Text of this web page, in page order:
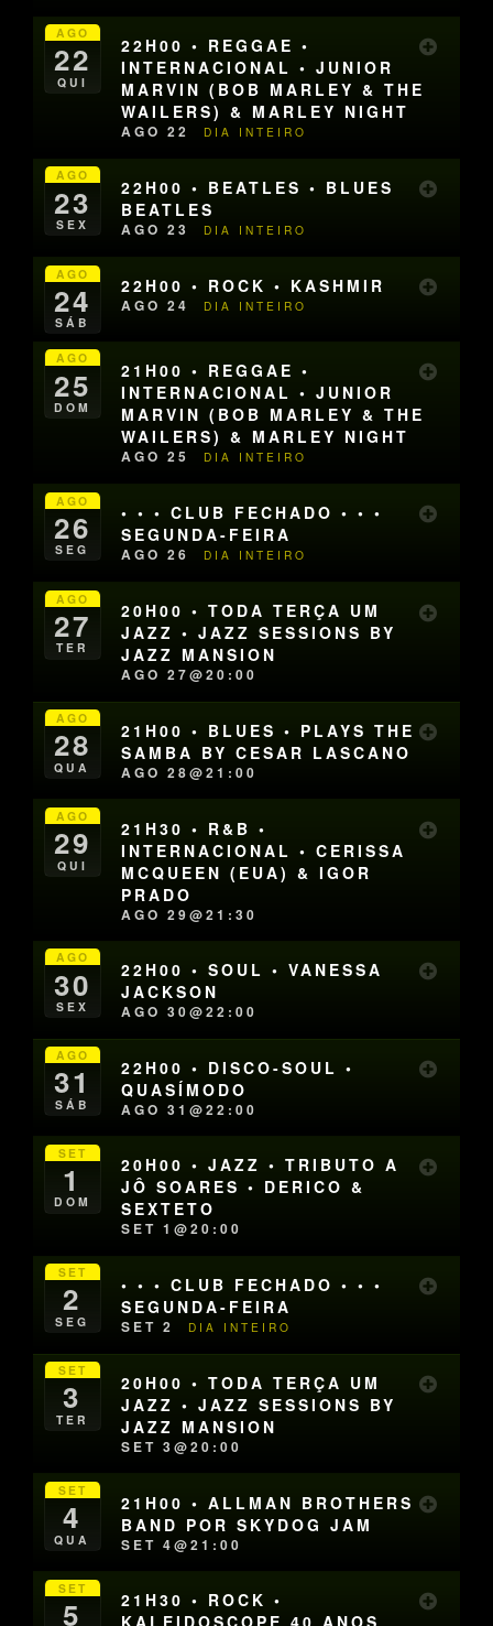
AGO
22
QUI
22H00 • REGGAE •
INTERNACIONAL • JUNIOR
MARVIN (BOB MARLEY & THE
WAILERS) & MARLEY NIGHT
AGO 22 DIA INTEIRO
AGO
23
SEX
22H00 • BEATLES • BLUES
BEATLES
AGO 23 DIA INTEIRO
AGO
24
SÁB
22H00 • ROCK • KASHMIR
AGO 24 DIA INTEIRO
AGO
25
DOM
21H00 • REGGAE •
INTERNACIONAL • JUNIOR
MARVIN (BOB MARLEY & THE
WAILERS) & MARLEY NIGHT
AGO 25 DIA INTEIRO
AGO
26
SEG
• • • CLUB FECHADO • • •
SEGUNDA-FEIRA
AGO 26 DIA INTEIRO
AGO
27
TER
20H00 • TODA TERÇA UM
JAZZ • JAZZ SESSIONS BY
JAZZ MANSION
AGO 27@20:00
AGO
28
QUA
21H00 • BLUES • PLAYS THE
SAMBA BY CESAR LASCANO
AGO 28@21:00
AGO
29
QUI
21H30 • R&B •
INTERNACIONAL • CERISSA
MCQUEEN (EUA) & IGOR
PRADO
AGO 29@21:30
AGO
30
SEX
22H00 • SOUL • VANESSA
JACKSON
AGO 30@22:00
AGO
31
SÁB
22H00 • DISCO-SOUL •
QUASÍMODO
AGO 31@22:00
SET
1
DOM
20H00 • JAZZ • TRIBUTO A
JÔ SOARES • DERICO &
SEXTETO
SET 1@20:00
SET
2
SEG
• • • CLUB FECHADO • • •
SEGUNDA-FEIRA
SET 2 DIA INTEIRO
SET
3
TER
20H00 • TODA TERÇA UM
JAZZ • JAZZ SESSIONS BY
JAZZ MANSION
SET 3@20:00
SET
4
QUA
21H00 • ALLMAN BROTHERS
BAND POR SKYDOG JAM
SET 4@21:00
SET
5
21H30 • ROCK •